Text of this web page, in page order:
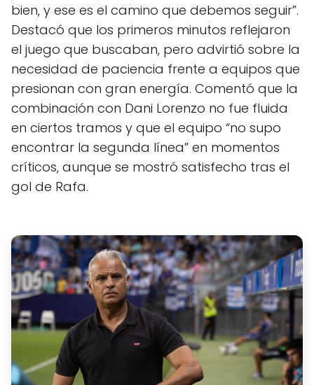
bien, y ese es el camino que debemos seguir”.
Destacó que los primeros minutos reflejaron
el juego que buscaban, pero advirtió sobre la
necesidad de paciencia frente a equipos que
presionan con gran energía. Comentó que la
combinación con Dani Lorenzo no fue fluida
en ciertos tramos y que el equipo “no supo
encontrar la segunda línea” en momentos
críticos, aunque se mostró satisfecho tras el
gol de Rafa.